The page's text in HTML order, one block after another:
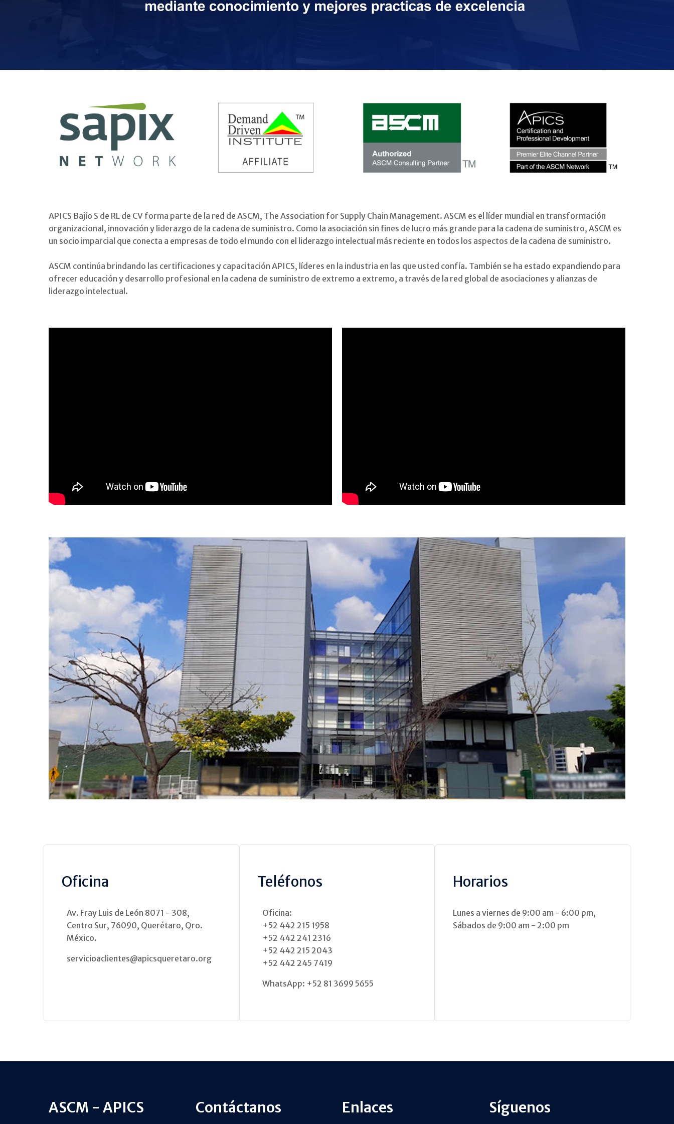
APICS Bajío S de RL de CV forma parte de la red de ASCM, The Association for Supply Chain Management. ASCM es el líder mundial en transformación
organizacional, innovación y liderazgo de la cadena de suministro. Como la asociación sin fines de lucro más grande para la cadena de suministro, ASCM es
un socio imparcial que conecta a empresas de todo el mundo con el liderazgo intelectual más reciente en todos los aspectos de la cadena de suministro.
ASCM continúa brindando las certificaciones y capacitación APICS, líderes en la industria en las que usted confía. También se ha estado expandiendo para
ofrecer educación y desarrollo profesional en la cadena de suministro de extremo a extremo, a través de la red global de asociaciones y alianzas de
liderazgo intelectual.
Oficina
Av. Fray Luis de León 8071 - 308,
Centro Sur, 76090, Querétaro, Qro.
México.
servicioaclientes@apicsqueretaro.org
Teléfonos
Oficina:
+52 442 215 1958
+52 442 241 2316
+52 442 215 2043
+52 442 245 7419
WhatsApp: +52 81 3699 5655
Horarios
Lunes a viernes de 9:00 am - 6:00 pm,
Sábados de 9:00 am - 2:00 pm
ASCM - APICS Contáctanos Enlaces Síguenos